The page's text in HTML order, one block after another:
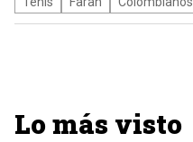
Lo más visto